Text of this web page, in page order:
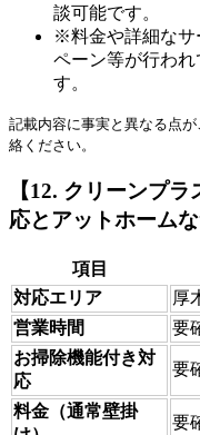
談可能です。
※料金や詳細なサ
ペーン等が行わ
す。
記載内容に事実と異なる点が
絡ください。
【12. クリーンプ
応とアットホーム
項目
対応エリア
厚
営業時間
要
お掃除機能付き対
応
要
料金（通常壁掛
要